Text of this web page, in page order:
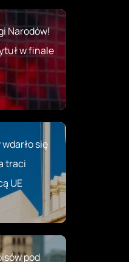
Narodów!
w finale
się
traci
UE
pod